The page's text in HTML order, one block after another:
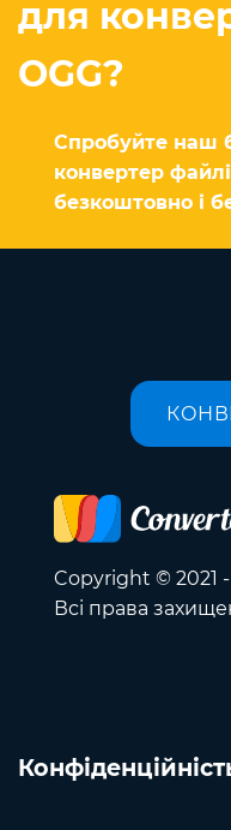
для
OGG?
Спробуйте наш
конвертер
безкоштовно і
Copyright © 2021
Всі права